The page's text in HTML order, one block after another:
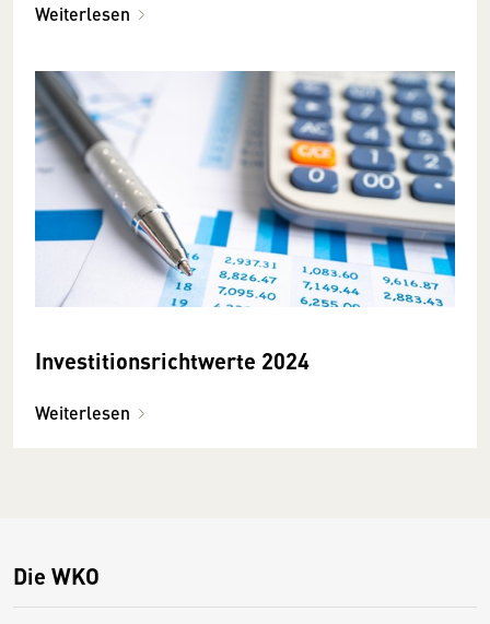
Weiterlesen
Investitionsrichtwerte 2024
Weiterlesen
Die WKO